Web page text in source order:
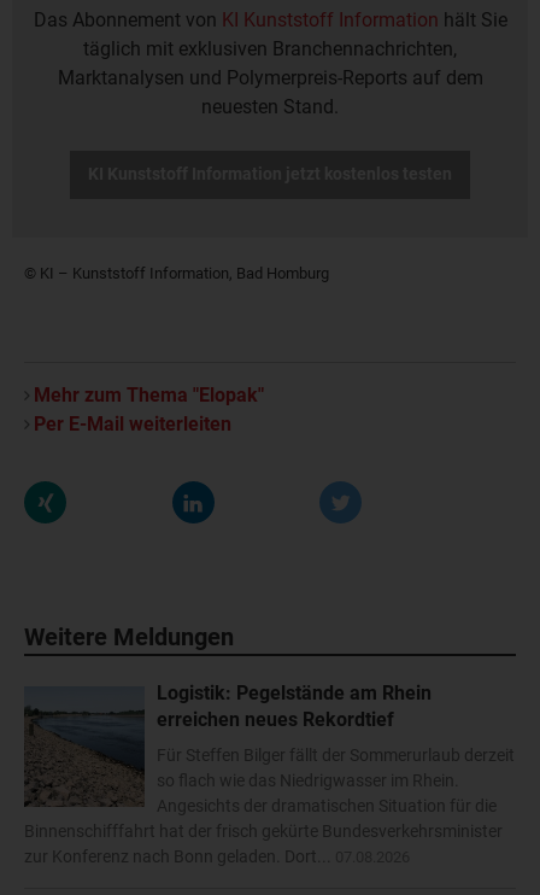
Das Abonnement von KI Kunststoff Information hält Sie
täglich mit exklusiven Branchennachrichten,
Marktanalysen und Polymerpreis-Reports auf dem
neuesten Stand.
© KI – Kunststoff Information, Bad Homburg
Mehr zum Thema "Elopak"
Per E-Mail weiterleiten
Weitere Meldungen
Logistik: Pegelstände am Rhein
erreichen neues Rekordtief
Für Steffen Bilger fällt der Sommerurlaub derzeit
so flach wie das Niedrigwasser im Rhein.
Angesichts der dramatischen Situation für die
Binnenschifffahrt hat der frisch gekürte Bundesverkehrsminister
zur Konferenz nach Bonn geladen. Dort...